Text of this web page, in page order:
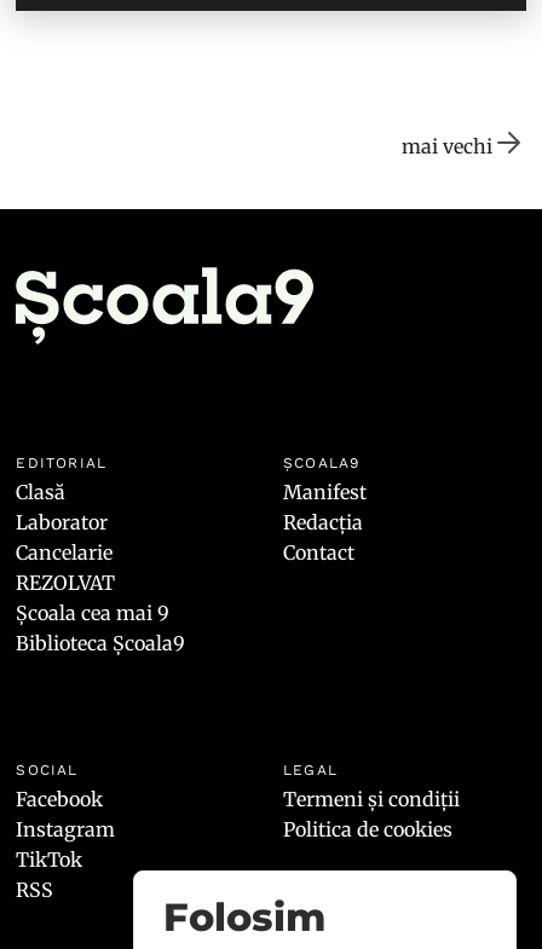
mai vechi
EDITORIAL
Clasă
Laborator
Cancelarie
REZOLVAT
Școala cea mai 9
Biblioteca Școala9
ȘCOALA9
Manifest
Redacția
Contact
SOCIAL
Facebook
Instagram
TikTok
RSS
LEGAL
Termeni și condiții
Politica de cookies
Folosim